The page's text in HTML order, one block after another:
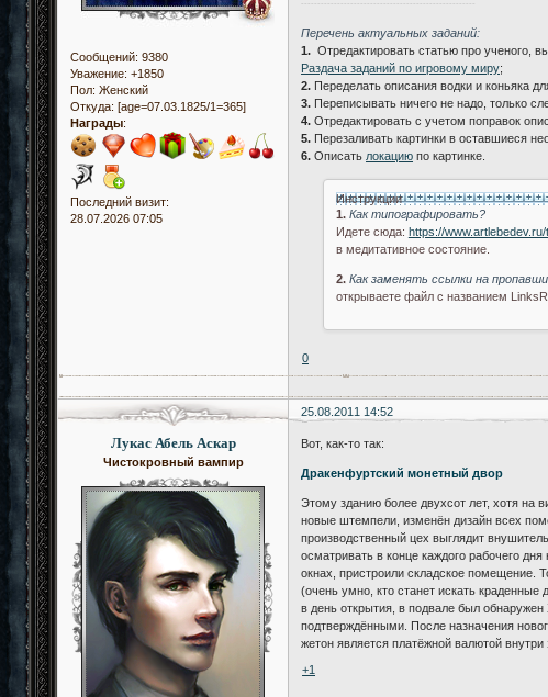
Сообщений: 9380
Уважение: +1850
Пол: Женский
Откуда: [age=07.03.1825/1=365]
Награды:
Последний визит:
28.07.2026 07:05
-----------------------------------------------------
Перечень актуальных заданий:
1. Отредактировать статью про ученого,
Раздача заданий по игровому миру;
2. Переделать описания водки и коньяка
3. Переписывать ничего не надо, только
4. Отредактировать с учетом поправок
5. Перезаливать картинки в оставшиеся
6. Описать локацию по картинке.
Инструкции
1. Как типографировать?
Идете сюда: https://
в медитативное состояние.
2. Как заменять ссылки на
открываете файл с названием
0
25.08.2011 14:52
Лукас Абель Аскар
Чистокровный вампир
Вот, как-то так:
Дракенфуртский монетный двор
Этому зданию более двухсот лет, хотя на
новые штемпели, изменён дизайн всех
производственный цех выглядит
осматривать в конце каждого рабочего
окнах, пристроили складское помещение.
(очень умно, кто станет искать
в день открытия, в подвале был
подтверждёнными. После назначения
жетон является платёжной валютой внутри
+1